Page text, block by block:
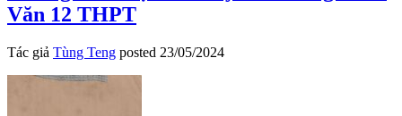
Văn 12 THPT
Tác giả Tùng Teng posted 23/05/2024